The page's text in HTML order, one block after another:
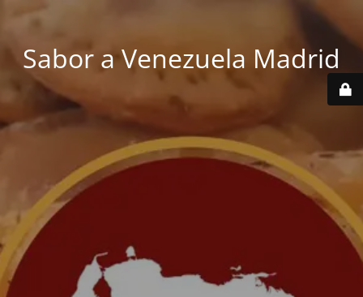
Sabor a Venezuela Madrid